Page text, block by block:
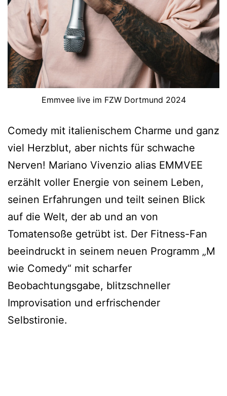
Emmvee live im FZW Dortmund 2024
Comedy mit italienischem Charme und ganz
viel Herzblut, aber nichts für schwache
Nerven! Mariano Vivenzio alias EMMVEE
erzählt voller Energie von seinem Leben,
seinen Erfahrungen und teilt seinen Blick
auf die Welt, der ab und an von
Tomatensoße getrübt ist. Der Fitness-Fan
beeindruckt in seinem neuen Programm „M
wie Comedy“ mit scharfer
Beobachtungsgabe, blitzschneller
Improvisation und erfrischender
Selbstironie.